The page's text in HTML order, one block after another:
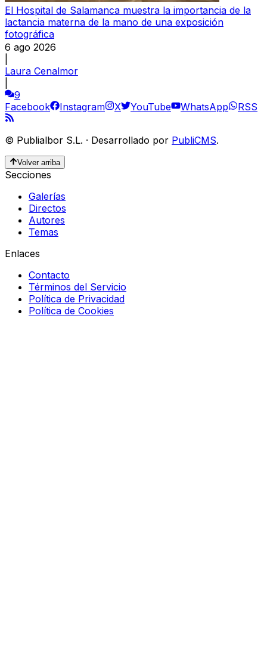
El Hospital de Salamanca muestra la importancia de la
lactancia materna de la mano de una exposición
fotográfica
6 ago 2026
Laura Cenalmor
9
Facebook
Instagram X YouTube WhatsApp RSS
© Publialbor S.L. · Desarrollado por PubliCMS.
Volver arriba
Secciones
Galerías
Directos
Autores
Temas
Enlaces
Contacto
Términos del Servicio
Política de Privacidad
Política de Cookies